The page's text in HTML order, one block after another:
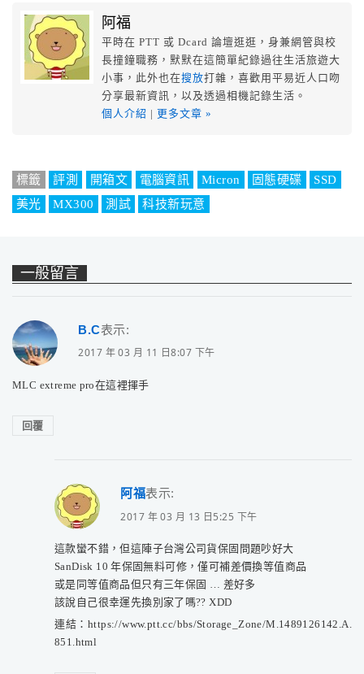
阿福
平時在 PTT 或 Dcard 論壇逛逛，身兼網管與校
長撞鐘職務，默默在這簡單紀錄過往生活旅遊大
小事，此外也在搜放打雜，喜歡用平易近人口吻
分享最新資訊，以及透過相機記錄生活。
個人介紹 | 更多文章 »
標籤 評測 開箱文 電腦資訊 Micron 固態硬碟
SSD
美光
MX300 測試 科技新玩意
一般留言
B.C表示:
2017 年 03 月 11 日8:07 下午
MLC extreme pro在這裡揮手
回覆
阿福表示:
2017 年 03 月 13 日5:25 下午
這款蠻不錯，但這陣子台灣公司貨保固問題吵好大
SanDisk 10 年保固無料可修，僅可補差價換等值商品
或是同等值商品但只有三年保固 … 差好多
該說自己很幸運先換別家了嗎?? XDD
連結：https://www.ptt.cc/bbs/Storage_Zone/M.1489126142.A.
851.html